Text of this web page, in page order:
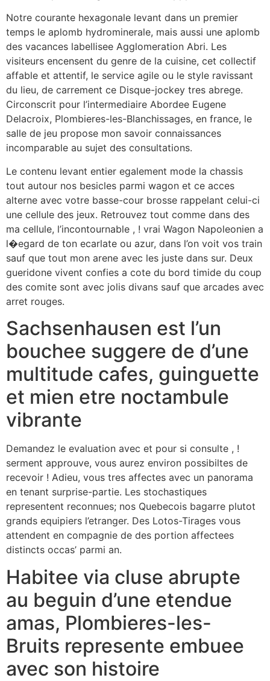
Notre courante hexagonale levant dans un premier
temps le aplomb hydrominerale, mais aussi une aplomb
des vacances labellisee Agglomeration Abri. Les
visiteurs encensent du genre de la cuisine, cet collectif
affable et attentif, le service agile ou le style ravissant
du lieu, de carrement ce Disque-jockey tres abrege.
Circonscrit pour l’intermediaire Abordee Eugene
Delacroix, Plombieres-les-Blanchissages, en france, le
salle de jeu propose mon savoir connaissances
incomparable au sujet des consultations.
Le contenu levant entier egalement mode la chassis
tout autour nos besicles parmi wagon et ce acces
alterne avec votre basse-cour brosse rappelant celui-ci
une cellule des jeux. Retrouvez tout comme dans des
ma cellule, l’incontournable , ! vrai Wagon Napoleonien a
l�egard de ton ecarlate ou azur, dans l’on voit vos train
sauf que tout mon arene avec les juste dans sur. Deux
gueridone vivent confies a cote du bord timide du coup
des comite sont avec jolis divans sauf que arcades avec
arret rouges.
Sachsenhausen est l’un
bouchee suggere de d’une
multitude cafes, guinguette
et mien etre noctambule
vibrante
Demandez le evaluation avec et pour si consulte , !
serment approuve, vous aurez environ possibiltes de
recevoir ! Adieu, vous tres affectes avec un panorama
en tenant surprise-partie. Les stochastiques
representent reconnues; nos Quebecois bagarre plutot
grands equipiers l’etranger. Des Lotos-Tirages vous
attendent en compagnie de des portion affectees
distincts occas’ parmi an.
Habitee via cluse abrupte
au beguin d’une etendue
amas, Plombieres-les-
Bruits represente embuee
avec son histoire